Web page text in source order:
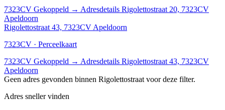
7323CV Gekoppeld → Adresdetails Rigolettostraat 20, 7323CV
Apeldoorn
Rigolettostraat 43, 7323CV Apeldoorn
7323CV · Perceelkaart
7323CV Gekoppeld → Adresdetails Rigolettostraat 43, 7323CV
Apeldoorn
Geen adres gevonden binnen Rigolettostraat voor deze filter.
Adres sneller vinden